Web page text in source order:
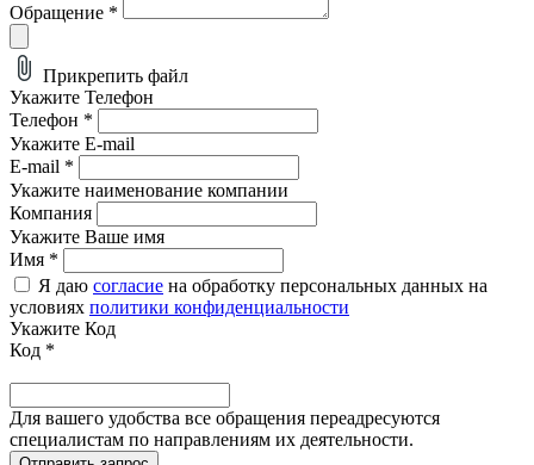
Обращение *
Прикрепить файл
Укажите Телефон
Телефон *
Укажите E-mail
E-mail *
Укажите наименование компании
Компания
Укажите Ваше имя
Имя *
Я даю согласие на обработку персональных данных на
условиях политики конфиденциальности
Укажите Код
Код *
Для вашего удобства все обращения переадресуются
специалистам по направлениям их деятельности.